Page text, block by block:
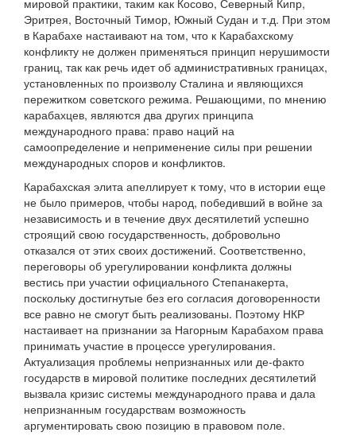
мировой практики, таким как Косово, Северный Кипр,
Эритрея, Восточный Тимор, Южный Судан и т.д. При этом
в Карабахе настаивают на том, что к Карабахскому
конфликту не должен применяться принцип нерушимости
границ, так как речь идет об административных границах,
установленных по произволу Сталина и являющихся
пережитком советского режима. Решающими, по мнению
карабахцев, являются два других принципа
международного права: право наций на
самоопределение и неприменение силы при решении
международных споров и конфликтов.
Карабахская элита апеллирует к тому, что в истории еще
не было примеров, чтобы народ, победивший в войне за
независимость и в течение двух десятилетий успешно
строящий свою государственность, добровольно
отказался от этих своих достижений. Соответственно,
переговоры об урегулировании конфликта должны
вестись при участии официального Степанакерта,
поскольку достигнутые без его согласия договоренности
все равно не смогут быть реализованы. Поэтому НКР
настаивает на признании за Нагорным Карабахом права
принимать участие в процессе урегулирования.
Актуализация проблемы непризнанных или де-факто
государств в мировой политике последних десятилетий
вызвала кризис системы международного права и дала
непризнанным государствам возможность
аргументировать свою позицию в правовом поле.